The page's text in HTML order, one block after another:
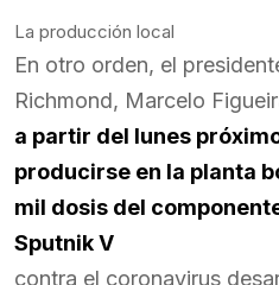
La producción local
En otro orden, el
Richmond, Marcelo
a partir del lunes
producirse en la planta
mil dosis del
Sputnik V
contra el coronavirus